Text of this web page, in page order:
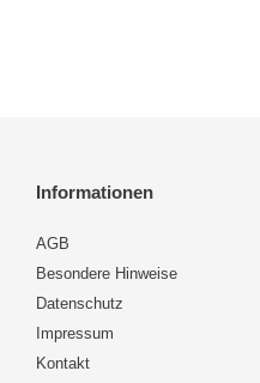
Informationen
AGB
Besondere Hinweise
Datenschutz
Impressum
Kontakt